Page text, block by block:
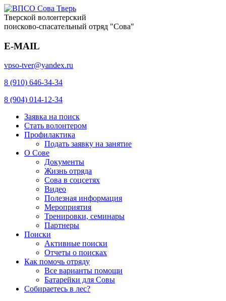
Тверской волонтерский
поисково-спасательный отряд "Сова"
E-MAIL
vpso-tver@yandex.ru
8 (910) 646-34-34
8 (904) 014-12-34
Заявка на поиск
Стать волонтером
Профилактика
Подать заявку на занятие
О Сове
Документы
Жизнь отряда
Сова в соцсетях
Видео
Полезная информация
Мероприятия
Тренировки, семинары
Партнеры
Поиски
Активные поиски
Отчеты о поисках
Как помочь отряду
Все варианты помощи
Батарейки для Совы
Собираетесь в лес?